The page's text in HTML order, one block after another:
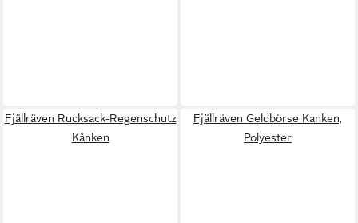
Fjällräven Rucksack-Regenschutz
Kånken
Fjällräven Geldbörse Kanken,
Polyester